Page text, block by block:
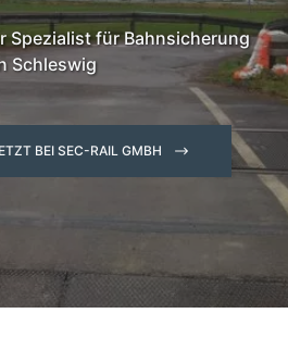
Spezialist für Bahnsicherung
Schleswig
BEI SEC-RAIL GMBH